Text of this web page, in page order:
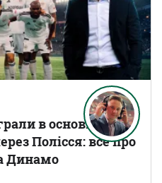
в основному
Полісся: все про
Динамо